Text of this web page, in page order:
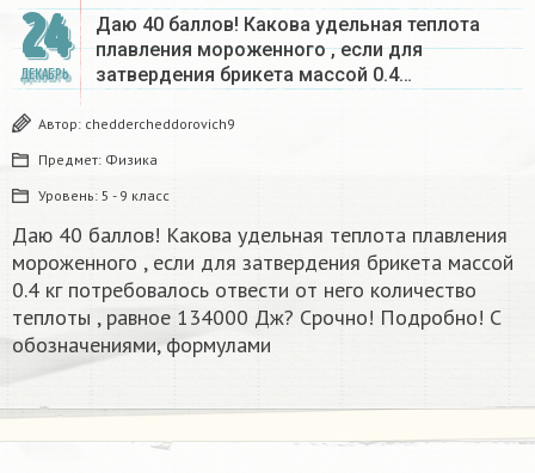
24
ДЕКАБРЬ
Даю 40 баллов! Какова удельная теплота
плавления мороженного , если для
затвердения брикета массой 0.4…
Автор: cheddercheddorovich9
Предмет: Физика
Уровень: 5 - 9 класс
Даю 40 баллов! Какова удельная теплота плавления
мороженного , если для затвердения брикета массой
0.4 кг потребовалось отвести от него количество
теплоты , равное 134000 Дж? Срочно! Подробно! С
обозначениями, формулами